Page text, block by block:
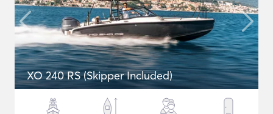
XO 240 RS (Skipper Included)